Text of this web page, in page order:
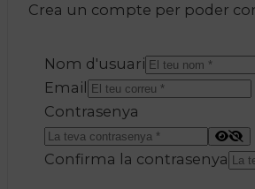
Crea un compte per poder
Nom d'usuari
Email
Contrasenya
Confirma la contrasenya